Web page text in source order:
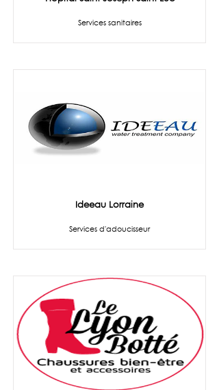
Services sanitaires
Ideeau Lorraine
Services d'adoucisseur